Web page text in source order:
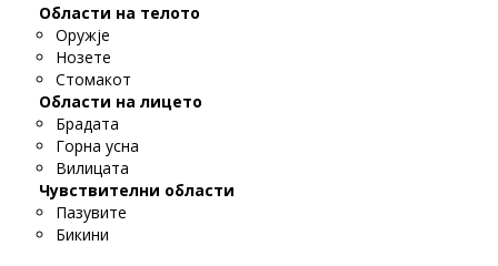
Области на телото
Оружје
Нозете
Стомакот
Области на лицето
Брадата
Горна усна
Вилицата
Чувствителни области
Пазувите
Бикини